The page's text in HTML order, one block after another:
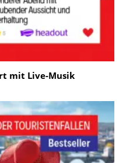
mit Live-Musik